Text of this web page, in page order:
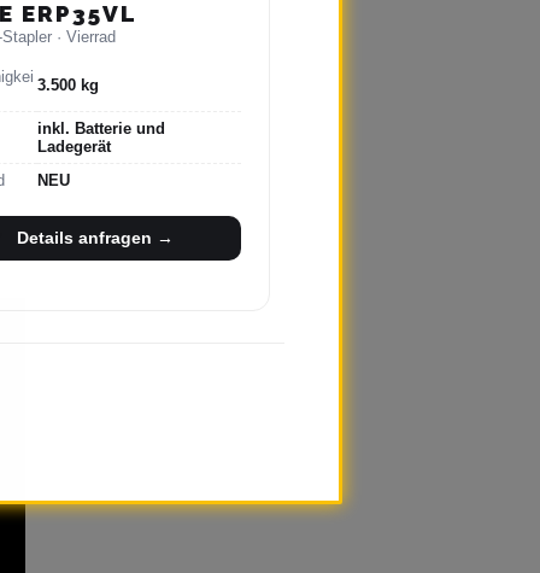
ERP35VL
· Vierrad
3.500 kg
inkl. Batterie und
Ladegerät
NEU
Details anfragen →